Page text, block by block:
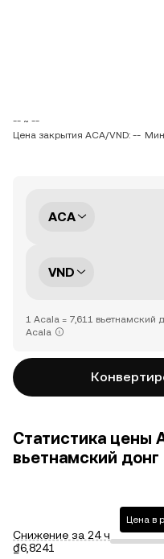
-- ~ --
Цена закрытия ACA/VND: --
ACA
VND
1 Acala = 7,611 вьетнамский
Acala
Статистика цены
вьетнамский донг
Снижение за 24 ч
₫6,8241
Цена в